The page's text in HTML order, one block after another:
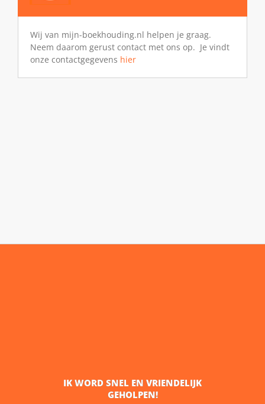
Wij van mijn-boekhouding.nl helpen je graag.
Neem daarom gerust contact met ons op. Je vindt
onze contactgegevens hier
KLAAR WERKT VOOR ONS ERG GOED!